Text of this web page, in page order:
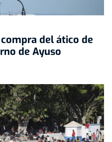
del ático de
de Ayuso